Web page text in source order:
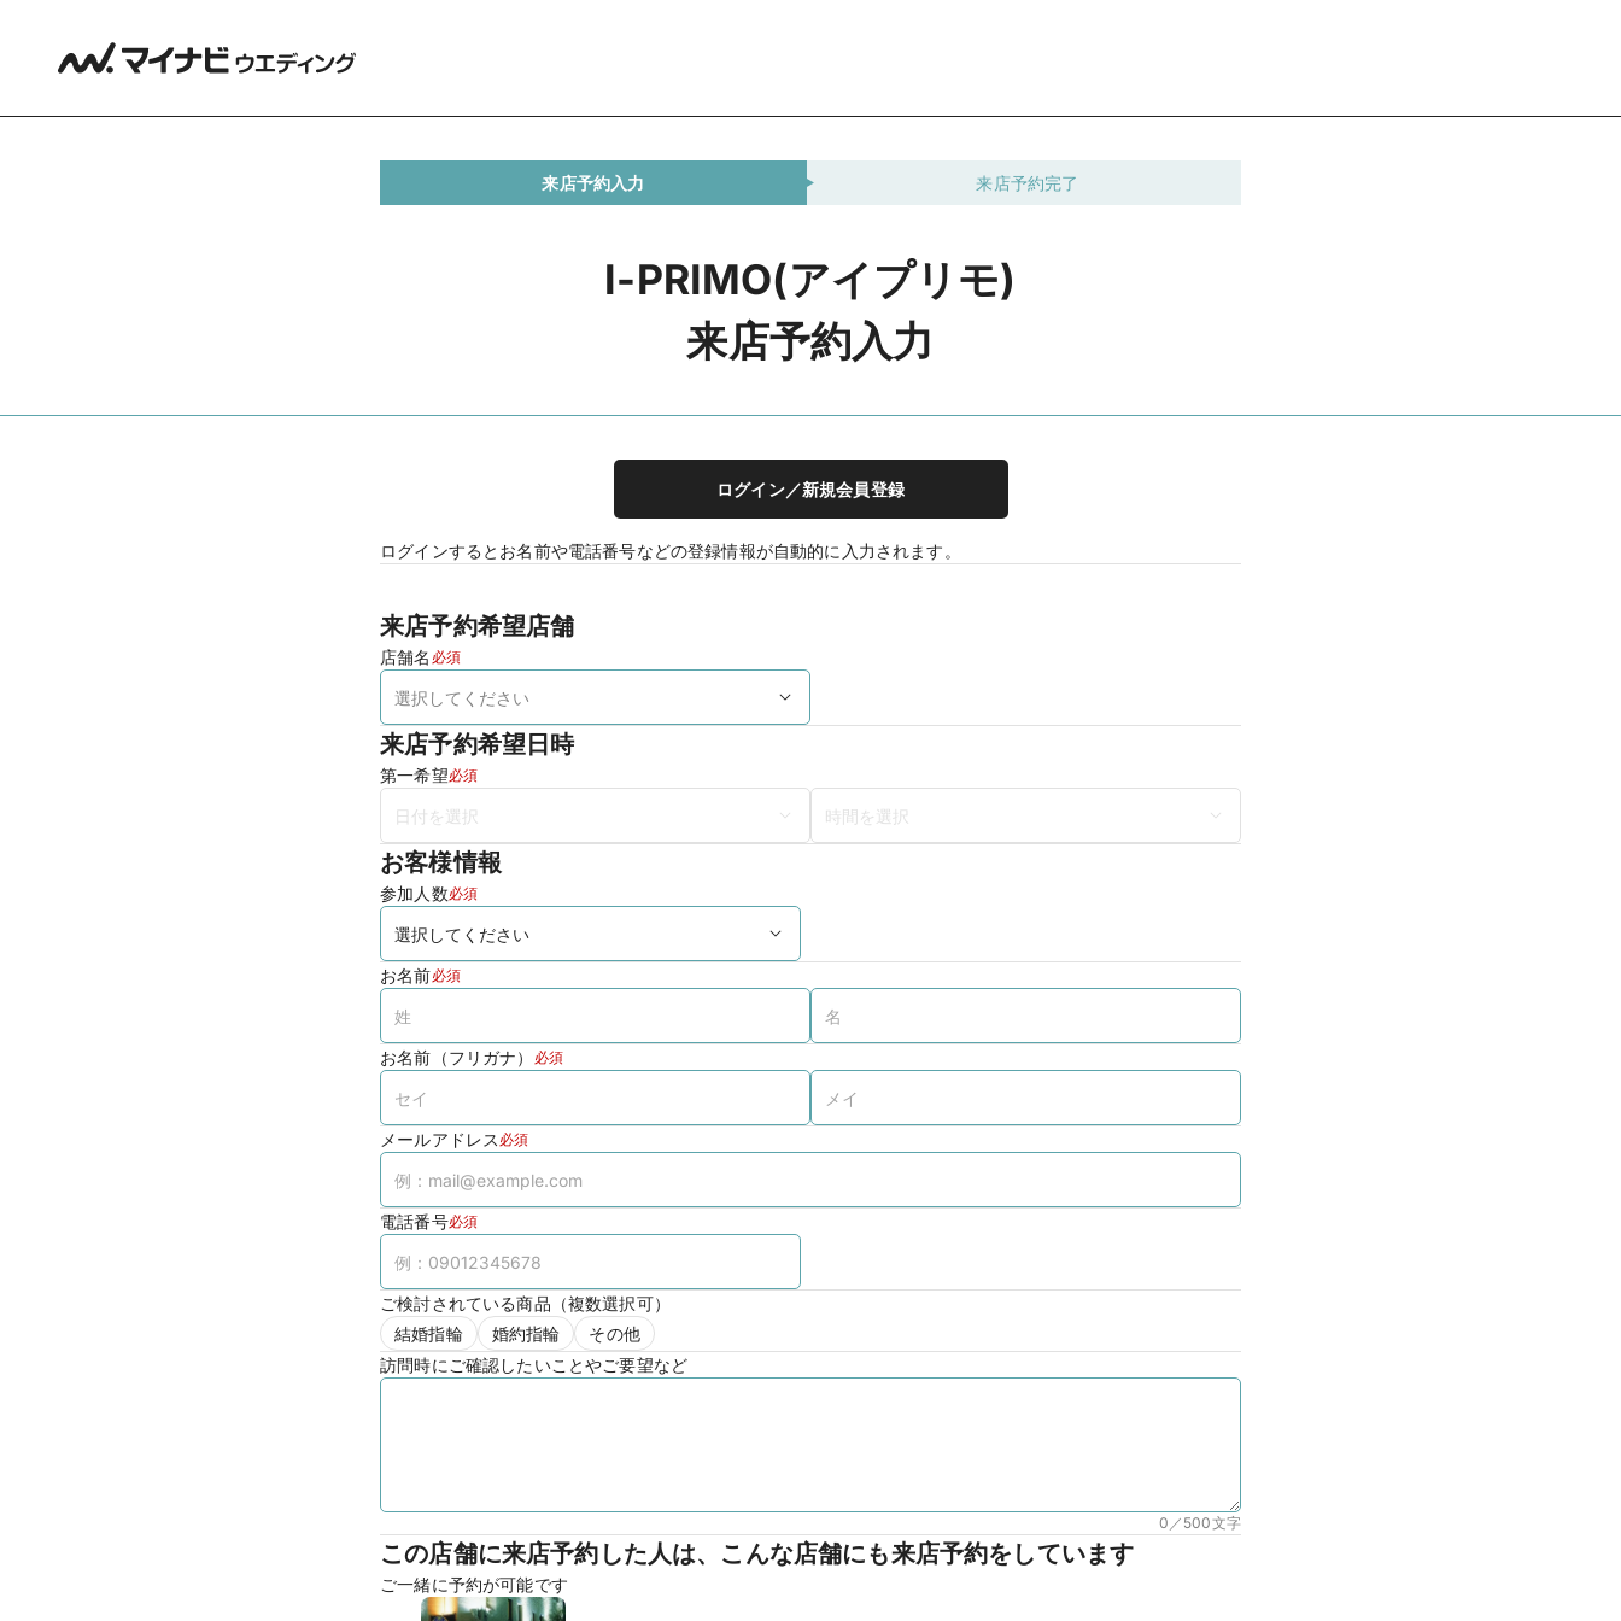
来店予約入力 来店予約完了
I-PRIMO(アイプリモ)
来店予約入力
ログイン／新規会員登録
ログインするとお名前や電話番号などの登録情報が自動的に入力されます。
来店予約希望店舗
店舗名 必須
来店予約希望日時
第一希望必須
お客様情報
参加人数必須
お名前必須
お名前（フリガナ） 必須
メールアドレス 必須
電話番号必須
ご検討されている商品（複数選択可）
結婚指輪
婚約指輪
その他
訪問時にご確認したいことやご要望など
0／500文字
この店舗に来店予約した人は、こんな店舗にも来店予約をしています
ご一緒に予約が可能です